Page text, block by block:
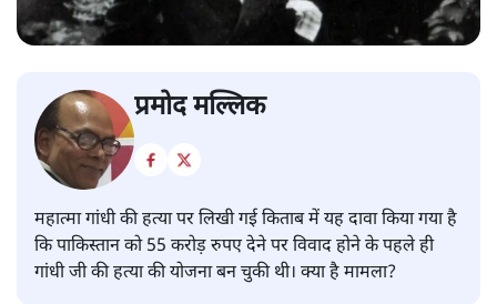
प्रमोद मल्लिक
महात्मा गांधी की हत्या पर लिखी गई किताब में यह दावा किया गया है
कि पाकिस्तान को 55 करोड़ रुपए देने पर विवाद होने के पहले ही
गांधी जी की हत्या की योजना बन चुकी थी। क्या है मामला?